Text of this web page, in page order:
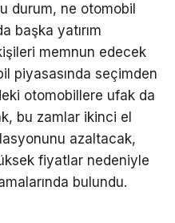
durum, ne otomobil
başka yatırım
memnun edecek
piyasasında seçimden
otomobillere ufak da
bu zamlar ikinci el
azaltacak,
fiyatlar nedeniyle
bulundu.